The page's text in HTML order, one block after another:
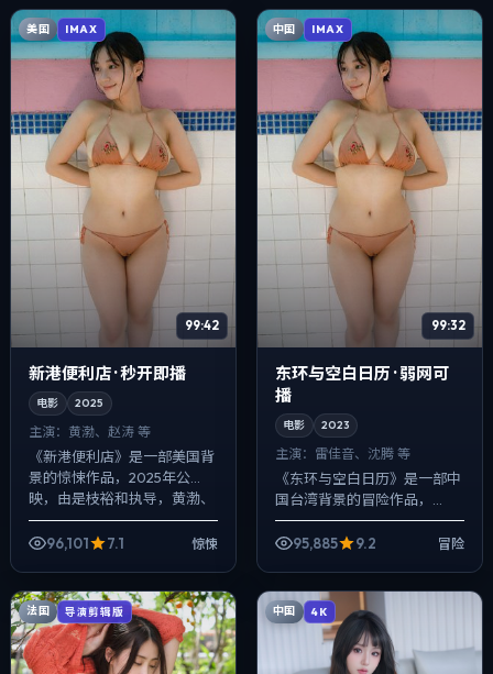
美国 IMAX
99:42
新港便利店 · 秒开即播
电影 2025
主演： 黄渤、赵涛 等
《新港便利店》是一部美国背
景的惊悚作品，2025年公
映，由是枝裕和执导，黄渤、
赵涛、范伟等主演。强调群像
而非单一英雄，配角线条同样
96,101 7.1 惊悚
中国 IMAX
99:32
东环与空白日历 · 弱网可
播
电影 2023
主演： 雷佳音、沈腾 等
《东环与空白日历》是一部中
国台湾背景的冒险作品，
2023年公映，由程耳执导，
雷佳音、沈腾、宋康昊等主
95,885 9.2 冒险
法国 导演剪辑版 中国 4K